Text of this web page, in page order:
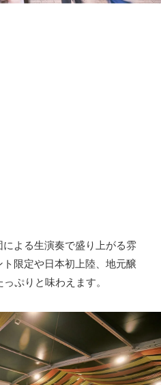
よる生演奏で盛り上がる雰
限定や日本初上陸、地元醸
ぷりと味わえます。